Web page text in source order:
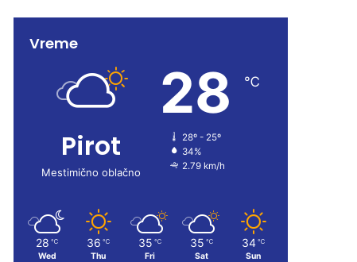
e
o
o
k
T
b
e
t
g
r
a
m
Vreme
Pirot
Mestimično oblačno
28 ℃
28º - 25º
34%
2.79 km/h
28 ℃
Wed
36 ℃
Thu
35 ℃
Fri
35 ℃
Sat
34 ℃
Sun